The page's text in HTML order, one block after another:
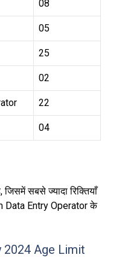
08
05
25
02
22
04
जिसमें सबसे ज्यादा रिक्तियाँ
Entry Operator के
2024 Age Limit